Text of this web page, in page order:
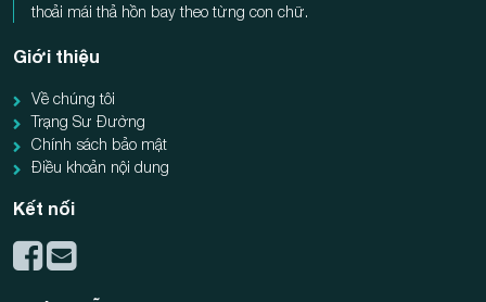
thoải mái thả hồn bay theo từng con chữ.
Giới thiệu
Về chúng tôi
Trạng Sư Đường
Chính sách bảo mật
Điều khoản nội dung
Kết nối